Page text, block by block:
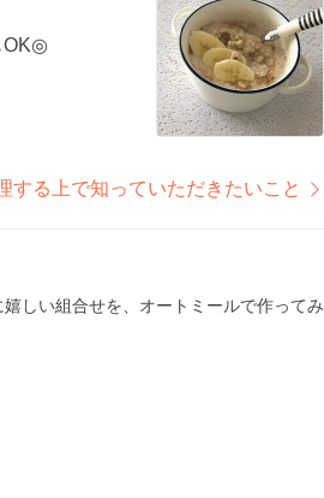
OK◎
する上で知っていただきたいこと
しい組合せを、オートミールで作ってみ